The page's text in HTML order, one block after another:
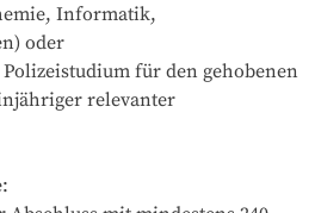
Informatik,
oder
für den gehobenen
relevanter